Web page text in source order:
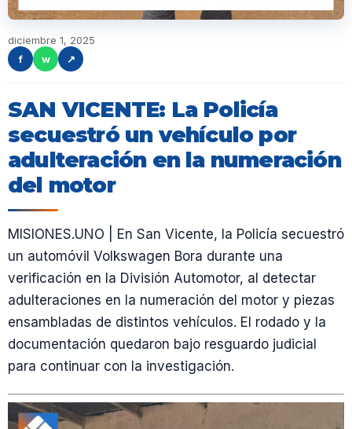
diciembre 1, 2025
f
w ↗
SAN VICENTE: La Policía
secuestró un vehículo por
adulteración en la numeración
del motor
MISIONES.UNO | En San Vicente, la Policía secuestró
un automóvil Volkswagen Bora durante una
verificación en la División Automotor, al detectar
adulteraciones en la numeración del motor y piezas
ensambladas de distintos vehículos. El rodado y la
documentación quedaron bajo resguardo judicial
para continuar con la investigación.